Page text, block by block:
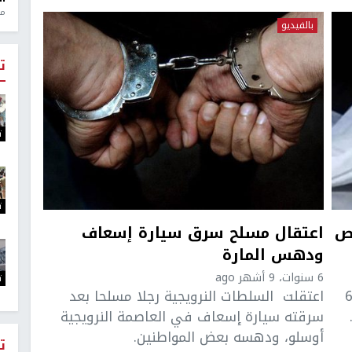
أشخاص
تسببت سيارة إسعاف تنقل جثة رجل بمقتل 6
بالفيديو
اعتقال مسلح سرق سيارة إسعاف
ودهس المارة
6 سنوات، 9 أشهر ago
اعتقلت السلطات النرويجية رجلا مسلحا بعد
سرقته سيارة إسعاف في العاصمة النرويجية
أوسلو، ودهسه بعض المواطنين.